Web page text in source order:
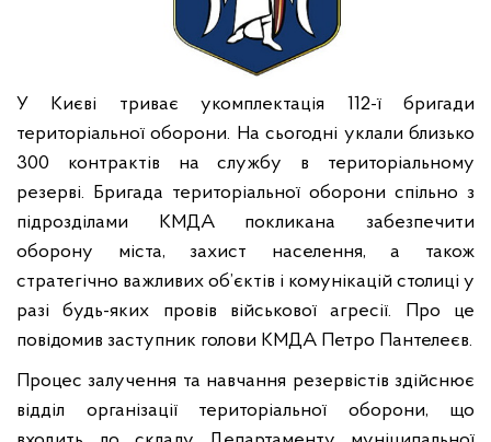
У Києві триває укомплектація 112-ї бригади
територіальної оборони. На сьогодні уклали близько
300 контрактів на службу в територіальному
резерві. Бригада територіальної оборони спільно з
підрозділами КМДА покликана забезпечити
оборону міста, захист населення, а також
стратегічно важливих об’єктів і комунікацій столиці у
разі будь-яких провів військової агресії. Про це
повідомив заступник голови КМДА Петро Пантелеєв.
Процес залучення та навчання резервістів здійснює
відділ організації територіальної оборони, що